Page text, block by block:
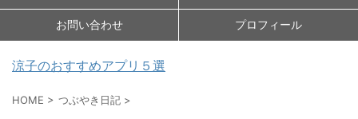
お問い合わせ プロフィール
涼子のおすすめアプリ５選
HOME > つぶやき日記 >